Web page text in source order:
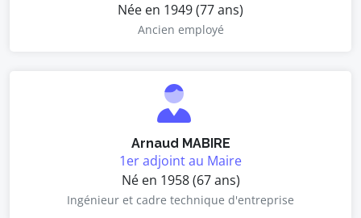
Née en 1949 (77 ans)
Ancien employé
Arnaud MABIRE
1er adjoint au Maire
Né en 1958 (67 ans)
Ingénieur et cadre technique d'entreprise